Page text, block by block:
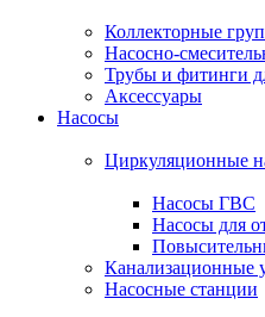
Коллекторные
Насосно-
Трубы и фитинги
Аксессуары
Насосы
Циркуляционные
Насосы ГВС
Насосы для
Канализационные
Насосные станции